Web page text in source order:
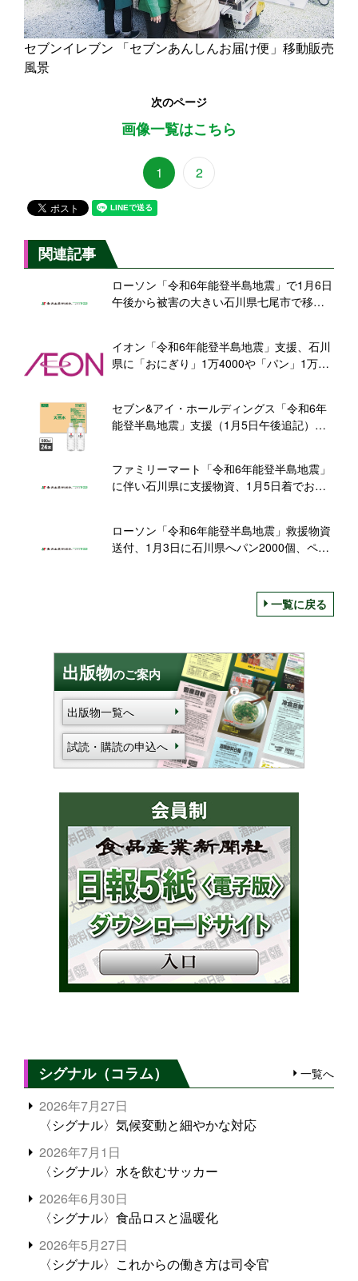
セブンイレブン 「セブンあんしんお届け便」移動販売
風景
次のページ
画像一覧はこちら
1 2
関連記事
ローソン「令和6年能登半島地震」で1月6日
午後から被害の大きい石川県七尾市で移動
イオン「令和6年能登半島地震」支援、石川
県に「おにぎり」1万4000や「パン」1万な
セブン&アイ・ホールディングス「令和6年
能登半島地震」支援（1月5日午後追記）、1
個、5日に「セブン・ザ・プライス 天然水
500ml」約2万本と「PBカップ麺」3万個
ファミリーマート「令和6年能登半島地震」
に伴い石川県に支援物資、1月5日着でおむ
予定でおむすび2万4,000個
ローソン「令和6年能登半島地震」救援物資
送付、1月3日に石川県へパン2000個、ペッ
一覧に戻る
出版物のご案内
出版物一覧へ
試読・購読の申込へ
シグナル（コラム） 一覧へ
2026年7月27日
〈シグナル〉気候変動と細やかな対応
2026年7月1日
〈シグナル〉水を飲むサッカー
2026年6月30日
〈シグナル〉食品ロスと温暖化
2026年5月27日
〈シグナル〉これからの働き方は司令官